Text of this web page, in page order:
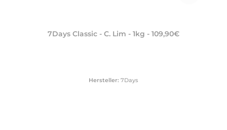
7Days Classic - C. Lim - 1kg - 109,90€
Hersteller: 7Days